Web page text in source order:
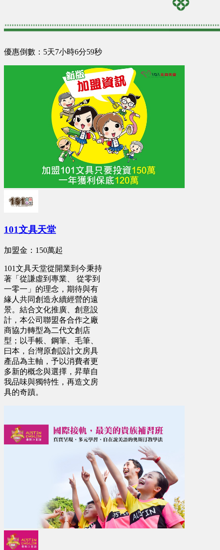
優惠倒數：5天7小時6分58秒
101文具天堂
加盟金：150萬起
101文具天堂從開業到今秉持
著「從謙虛到專業、 從零到
一零一」的理念，期待與有
緣人共同創造永續經營的遠
景。結合文化推廣、創意設
計，本公司聯盟各合作之廠
商協力轉型為二代文創店
型；以手帳、鋼筆、毛筆、
曰本，台灣原創設計文房具
產品為主軸，予以消費者更
多新的概念與選擇，昇華自
我品味與獨特性，再造文房
具的奇蹟。